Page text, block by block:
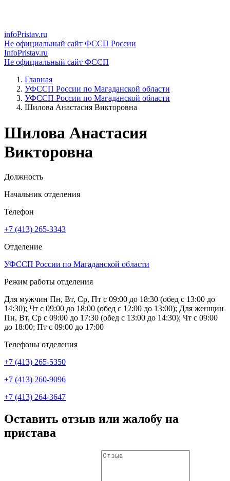
infoPristav.ru
Не официальный сайт ФССП России
InfoPristav.ru
Не официальный сайт ФССП
Главная
УФССП России по Магаданской области
УФССП России по Магаданской области
Шилова Анастасия Викторовна
Шилова Анастасия
Викторовна
Должность
Начальник отделения
Телефон
+7 (413) 265-3343
Отделение
УФССП России по Магаданской области
Режим работы отделения
Для мужчин Пн, Вт, Ср, Пт с 09:00 до 18:30 (обед с 13:00 до
14:30); Чт с 09:00 до 18:00 (обед с 12:00 до 13:00); Для женщин
Пн, Вт, Ср с 09:00 до 17:30 (обед с 13:00 до 14:30); Чт с 09:00
до 18:00; Пт с 09:00 до 17:00
Телефоны отделения
+7 (413) 265-5350
+7 (413) 260-9096
+7 (413) 264-3647
Оставить отзыв или жалобу на
пристава